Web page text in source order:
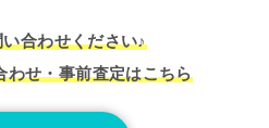
合わせください♪
わせ・事前査定はこちら